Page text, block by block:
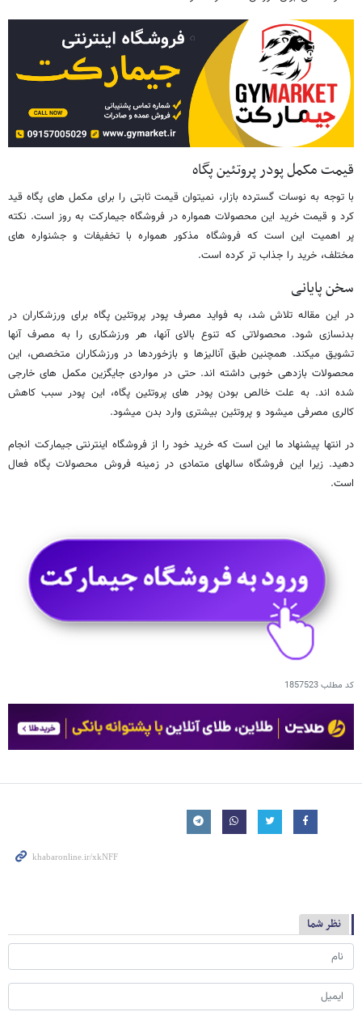
قیمت مکمل پودر پروتئین پگاه
با توجه به نوسات گسترده بازار، نمیتوان قیمت ثابتی را برای مکمل های پگاه قید
کرد و قیمت خرید این محصولات همواره در فروشگاه جیمارکت به روز است. نکته
پر اهمیت این است که فروشگاه مذکور همواره با تخفیفات و جشنواره های
مختلف، خرید را جذاب تر ‌کرده است.
سخن پایانی
در این مقاله تلاش شد، به فواید مصرف پودر پروتئین پگاه برای ورزشکاران در
بدنسازی شود. محصولاتی که تنوع بالای آنها، هر ورزشکاری را به مصرف آنها
تشویق میکند. همچنین طبق آنالیزها و بازخوردها در ورزشکاران متخصص، این
محصولات بازدهی خوبی ‌داشته اند. حتی در مواردی جایگزین مکمل های خارجی
‌شده اند. به علت خالص بودن پودر های پروتئین پگاه، این پودر سبب کاهش
کالری مصرفی ‌میشود و پروتئین بیشتری وارد بدن میشود.
در انتها پیشنهاد ما این ‌است که خرید خود را از فروشگاه اینترنتی جیمارکت انجام
دهید. زیرا این فروشگاه سالهای متمادی در زمینه فروش محصولات پگاه فعال
است.
کد مطلب1857523
نظر شما